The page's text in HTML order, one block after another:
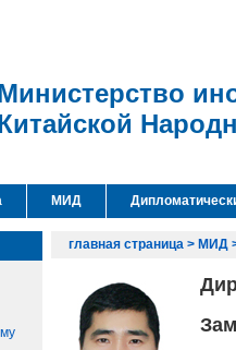
МИД
главная страница > МИД